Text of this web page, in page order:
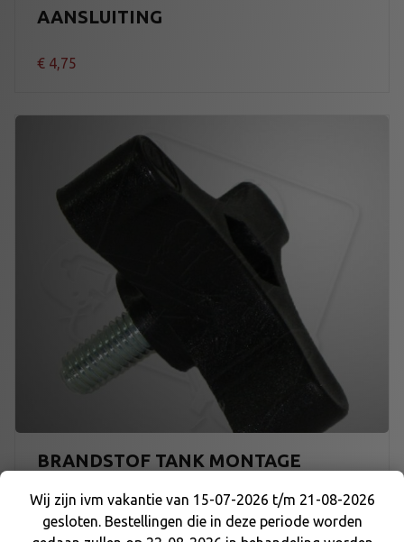
AANSLUITING
€ 4,75
BRANDSTOF TANK MONTAGE
€1,50
Wij zijn ivm vakantie van 15-07-2026 t/m 21-08-
Wij zijn ivm vakantie van 15-07-2026 t/m 21-08-2026
gesloten. Bestellingen die in deze periode worden